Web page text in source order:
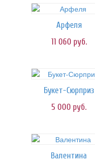
Арфеля
11 060 руб.
Букет-Сюрприз
5 000 руб.
Валентина